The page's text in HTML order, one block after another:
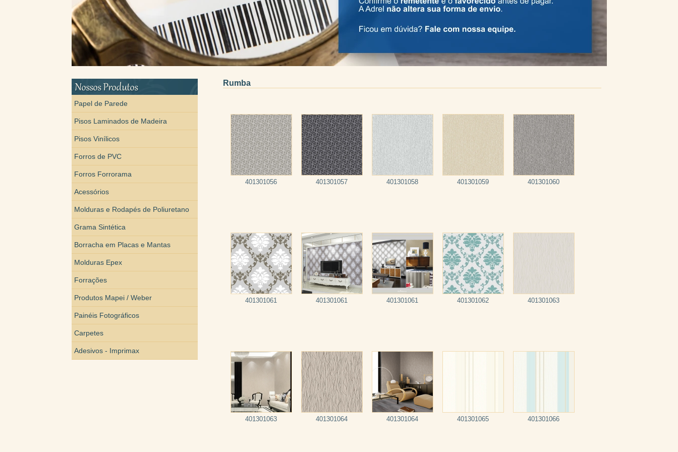
Papel de Parede
Pisos Laminados de Madeira
Pisos Vinílicos
Forros de PVC
Forros Forrorama
Acessórios
Molduras e Rodapés de Poliuretano
Grama Sintética
Borracha em Placas e Mantas
Molduras Epex
Forrações
Produtos Mapei / Weber
Painéis Fotográficos
Carpetes
Adesivos - Imprimax
Rumba
401301056 401301057 401301058 401301059 401301060
401301061 401301061 401301061 401301062 401301063
401301063 401301064 401301064 401301065 401301066